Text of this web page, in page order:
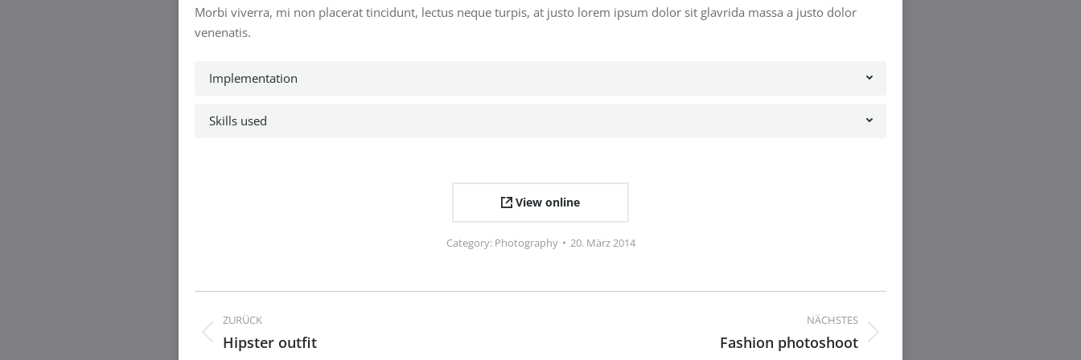
Morbi viverra, mi non placerat tincidunt, lectus neque turpis, at justo lorem ipsum dolor sit glavrida massa a justo dolor
venenatis.
Implementation
Skills used
View online
Category: Photography 20. März 2014
Project
navigation
ZURÜCK
Previous
Hipster outfit
NÄCHSTES
Fashion photoshoot